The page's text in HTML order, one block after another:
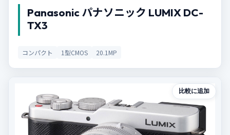
Panasonic パナソニック LUMIX DC-
TX3
コンパクト 1型CMOS 20.1MP
比較に追加